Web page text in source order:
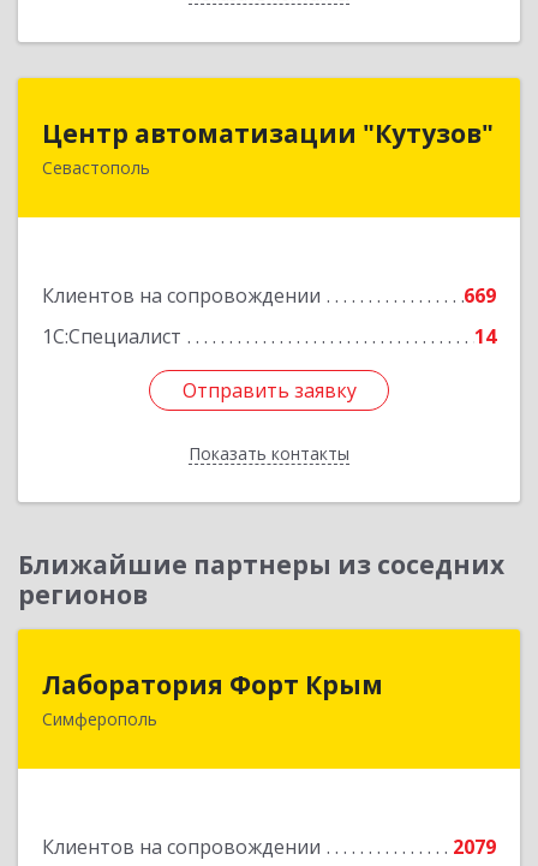
Центр автоматизации "Кутузов"
Севастополь
Клиентов на сопровождении
669
1С:Специалист
14
Отправить заявку
Показать контакты
299011, Севастополь г, Генерала Петрова ул,
Отправить заявку
Назад
Ближайшие партнеры из соседних
регионов
Лаборатория Форт Крым
Симферополь
Клиентов на сопровождении
2079
295034, Крым Респ, Симферополь г, Киевская